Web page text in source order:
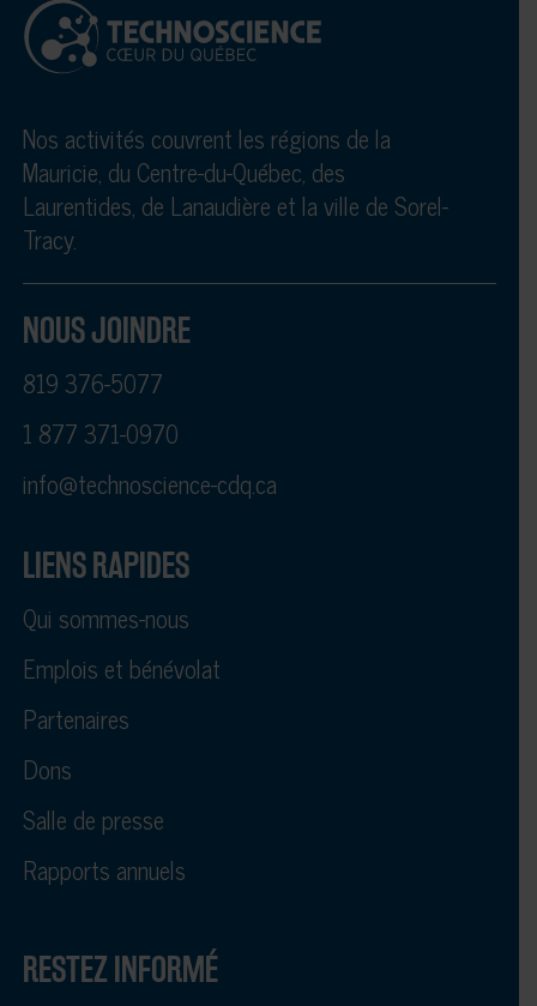
Nos activités couvrent les régions de la
Mauricie, du Centre-du-Québec, des
Laurentides, de Lanaudière et la ville de Sorel-
Tracy.
NOUS JOINDRE
819 376-5077
1 877 371-0970
info@technoscience-cdq.ca
LIENS RAPIDES
Qui sommes-nous
Emplois et bénévolat
Partenaires
Dons
Salle de presse
Rapports annuels
RESTEZ INFORMÉ